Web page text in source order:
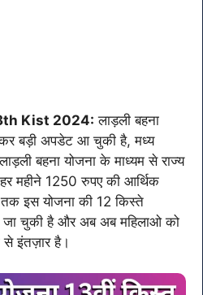
Kist 2024: लाड़ली बहना
बड़ी अपडेट आ चुकी है, मध्य
बहना योजना के माध्यम से राज्य
महीने 1250 रुपए की आर्थिक
तक इस योजना की 12 किस्ते
चुकी है और अब अब महिलाओ को
से इंतज़ार है।